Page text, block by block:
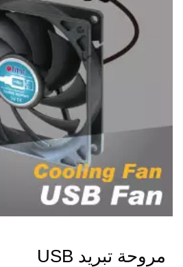
مروحة تبريد USB